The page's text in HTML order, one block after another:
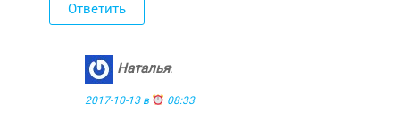
Ответить
Наталья:
2017-10-13 в 08:33